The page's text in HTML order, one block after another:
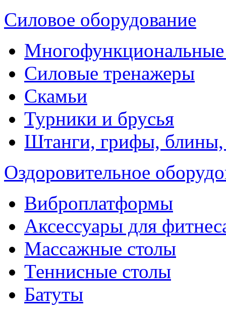
Силовое оборудование
Силовые тренажеры
Скамьи
Турники и брусья
Штанги, грифы, блины,
Оздоровительное
Виброплатформы
Аксессуары для
Массажные столы
Теннисные столы
Батуты